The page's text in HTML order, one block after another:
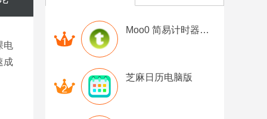
电
成
Moo0 简易计时器电脑版
芝麻日历电脑版